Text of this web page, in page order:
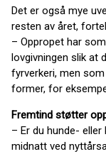
Det er også mye
resten av året,
– Oppropet har
lovgivningen slik at
fyrverkeri, men
former, for
Fremtind støtter
– Er du hunde-
midnatt ved